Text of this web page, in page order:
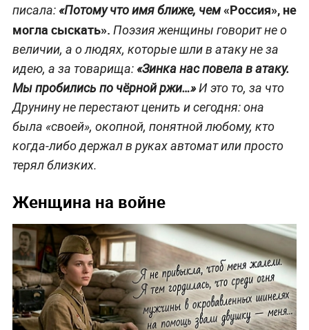
писала:«Потому что имя ближе, чем«Россия», не
могла сыскать». Поэзия женщины говорит не о
величии, а о людях, которые шли в атаку не за
идею, а за товарища:«Зинка нас повела в атаку.
Мы пробились по чёрной ржи…»И это то, за что
Друнину не перестают ценить и сегодня: она
была «своей», окопной, понятной любому, кто
когда-либо держал в руках автомат или просто
терял близких.
Женщина на войне